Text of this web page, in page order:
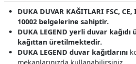
DUKA DUVAR KAĞITLARI FSC,
10002 belgelerine sahiptir.
DUKA LEGEND yerli duvar kağıdı
kağıttan üretilmektedir.
DUKA LEGEND duvar kağıtlarını